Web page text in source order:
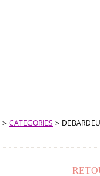
> CATEGORIES >